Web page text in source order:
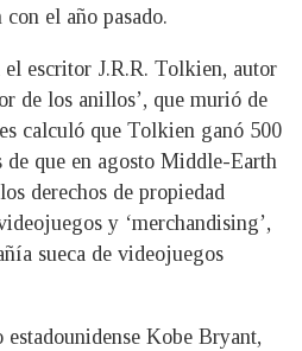
el año pasado.
el escritor J.R.R. Tolkien, autor
de los anillos’, que murió de
calculó que Tolkien ganó 500
de que en agosto Middle-Earth
derechos de propiedad
y ‘merchandising’,
sueca de videojuegos
Kobe Bryant,